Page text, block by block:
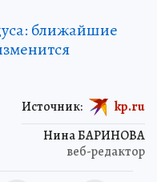
ближайшие
Нина БАРИНОВА
веб-редактор
Источник: kp.ru